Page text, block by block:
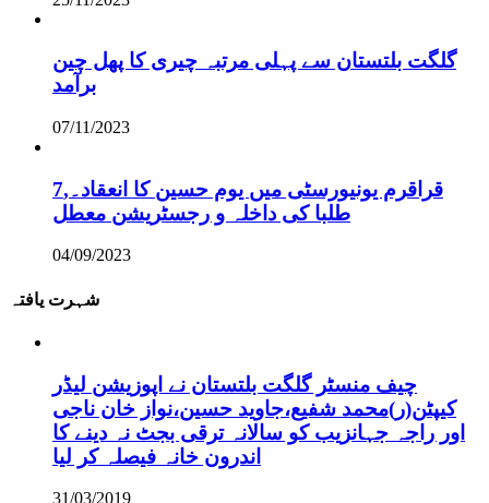
گلگت بلتستان سے پہلی مرتبہ چیری کا پھل چین
برآمد
07/11/2023
قراقرم یونیورسٹی میں یوم حسین کا انعقاد۔,7
طلبا کی داخلہ و رجسٹریشن معطل
04/09/2023
شہرت یافتہ
چیف منسٹر گلگت بلتستان نے اپوزیشن لیڈر
کیپٹن(ر)محمد شفیع،جاوید حسین،نواز خان ناجی
اور راجہ جہانزیب کو سالانہ ترقی بجٹ نہ دینے کا
اندرون خانہ فیصلہ کر لیا
31/03/2019